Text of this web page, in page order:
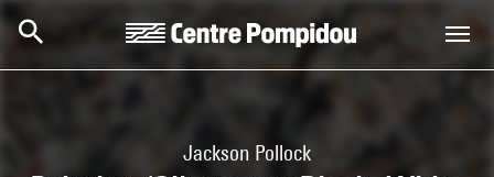
Jackson Pollock